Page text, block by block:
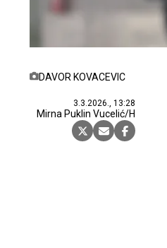
DAVOR KOVACEVIC
3.3.2026., 13:28
Mirna Puklin Vucelić/H